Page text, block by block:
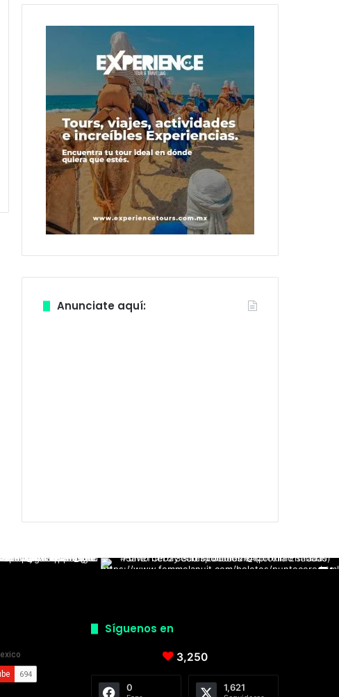
Anunciate aquí:
Síguenos en
3,250
0 1,621